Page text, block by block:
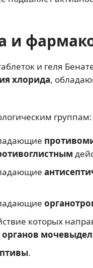
и
и геля
хлорида,
группам:
которых
органов
.